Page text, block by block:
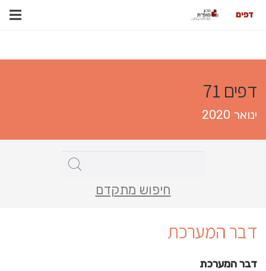
דפים 71
ינואר 2020
חיפוש מתקדם
דבר המערכת
דבר המערכת